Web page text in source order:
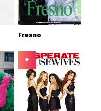
Fresno
+